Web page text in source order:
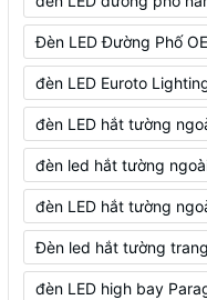
Đèn LED Đường Phố
đèn LED Euroto
đèn LED hắt tường
đèn led hắt tường
đèn LED hắt tường
Đèn led hắt tường
đèn LED high bay